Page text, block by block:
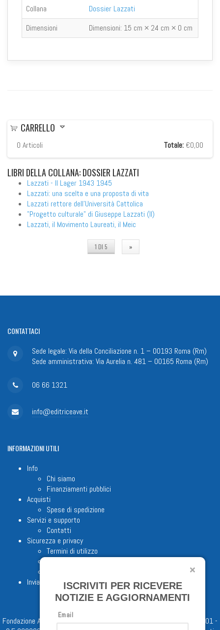
Collana
Dossier Lazzati
Dimensioni
Dimensioni: 15 cm × 24 cm × 0 cm
CARRELLO
0 Articoli Totale: €0,00
LIBRI DELLA COLLANA: DOSSIER LAZZATI
Lazzati - Il Lager 1943 1945
Lazzati: una scelta e una proposta di vita
Lazzati rettore dell'Università Cattolica
"Progetto culturale" di Giuseppe Lazzati (Il)
Lazzati, il Movimento Laureati, il Meic
1 DI 5 »
CONTATTACI
Sede legale: Via della Conciliazione n. 1 – 00193 Roma (Rm)
Sede amministrativa: Via Aurelia n. 481 – 00165 Roma (Rm)
06 66 1321
info@editriceave.it
INFORMAZIONIUTILI
Info
Chi siamo
Finanziamenti pubblici
Acquisti
Spese di spedizione
Servizi e supporto
Contatti
Sicurezza e privacy
Termini di utilizzo
Invia proposta editoriale
Fondazione Apostolicam Actuositatem ETS © 2023 - P.I. 05398481001 -
ISCRIVITI PER RICEVERE
NOTIZIE E AGGIORNAMENTI
Email